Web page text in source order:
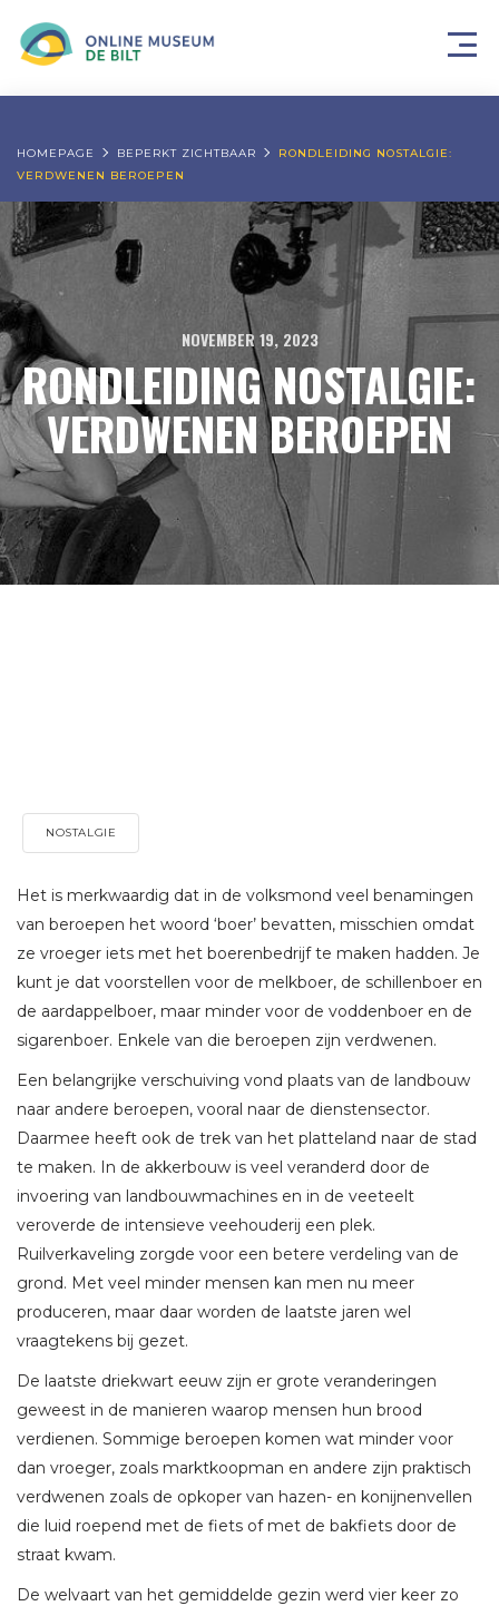
HOMEPAGE BEPERKT ZICHTBAAR
RONDLEIDING NOSTALGIE:
VERDWENEN BEROEPEN
NOVEMBER 19, 2023
RONDLEIDING NOSTALGIE:
VERDWENEN BEROEPEN
NOSTALGIE
Het is merkwaardig dat in de volksmond veel benamingen
van beroepen het woord ‘boer’ bevatten, misschien omdat
ze vroeger iets met het boerenbedrijf te maken hadden. Je
kunt je dat voorstellen voor de melkboer, de schillenboer en
de aardappelboer, maar minder voor de voddenboer en de
sigarenboer. Enkele van die beroepen zijn verdwenen.
Een belangrijke verschuiving vond plaats van de landbouw
naar andere beroepen, vooral naar de dienstensector.
Daarmee heeft ook de trek van het platteland naar de stad
te maken. In de akkerbouw is veel veranderd door de
invoering van landbouwmachines en in de veeteelt
veroverde de intensieve veehouderij een plek.
Ruilverkaveling zorgde voor een betere verdeling van de
grond. Met veel minder mensen kan men nu meer
produceren, maar daar worden de laatste jaren wel
vraagtekens bij gezet.
De laatste driekwart eeuw zijn er grote veranderingen
geweest in de manieren waarop mensen hun brood
verdienen. Sommige beroepen komen wat minder voor
dan vroeger, zoals marktkoopman en andere zijn praktisch
verdwenen zoals de opkoper van hazen- en konijnenvellen
die luid roepend met de fiets of met de bakfiets door de
straat kwam.
De welvaart van het gemiddelde gezin werd vier keer zo